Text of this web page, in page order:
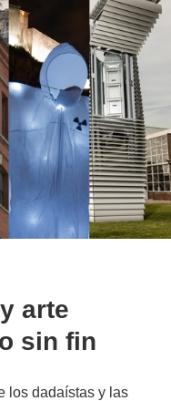
arte
sin fin
los dadaístas y las